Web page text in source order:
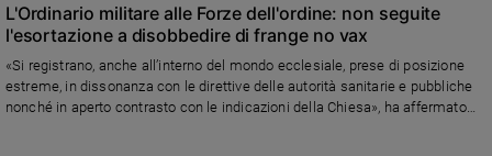
L'Ordinario militare alle Forze dell'ordine: non seguite
l'esortazione a disobbedire di frange no vax
«Si registrano, anche all’interno del mondo ecclesiale, prese di posizione
estreme, in dissonanza con le direttive delle autorità sanitarie e pubbliche
nonché in aperto contrasto con le indicazioni della Chiesa», ha affermato